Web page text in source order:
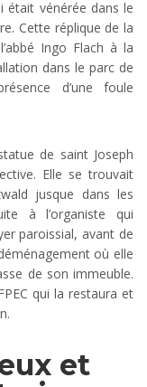
était vénérée dans le
Cette réplique de la
Ingo Flach à la
dans le parc de
d’une foule
de saint Joseph
Elle se trouvait
jusque dans les
à l’organiste qui
paroissial, avant de
où elle
de son immeuble.
qui la restaura et
et